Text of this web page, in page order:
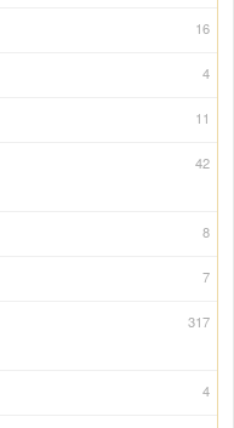
16
4
11
42
8
7
317
4